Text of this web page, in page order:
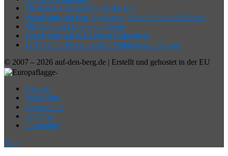
Mit dem Bergsteigerbus in die Eng
Wanderung auf den Jägerkamp, über die Schönfeldhütte
Mit Bahn und Bus in die Berge
Wanderung auf den Hohen Peißenberg
11 Tipps für Deine nächste Frühlingswanderung
© 2007 – 2026 auf-den-berg.de | Erstellt und gehostet in der EU
.
Dahoam
Impressum
Datenschutz
Sicherheit
Grounding
Top